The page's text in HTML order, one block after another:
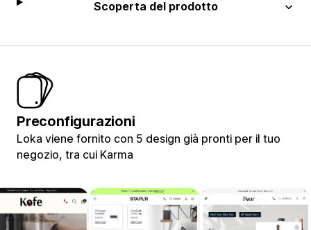
Scoperta del prodotto
Preconfigurazioni
Loka viene fornito con 5 design già pronti per il tuo
negozio, tra cui Karma